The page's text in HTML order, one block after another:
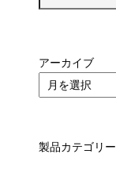
アーカイブ
製品カテゴリー